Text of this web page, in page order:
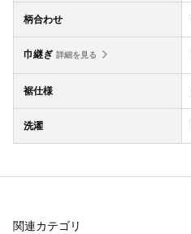
柄合わせ
巾継ぎ 詳細を見る
裾仕様
洗濯
関連カテゴリ